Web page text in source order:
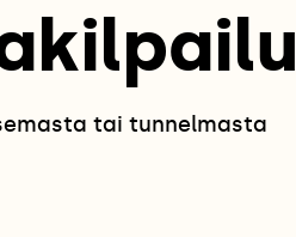
tai tunnelmasta